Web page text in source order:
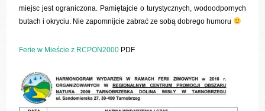
miejsc jest ograniczona. Pamiętajcie o turystycznych, wodoodpornych
butach i okryciu. Nie zapomnijcie zabrać ze sobą dobrego humoru
Ferie w Mieście z RCPON2000 PDF